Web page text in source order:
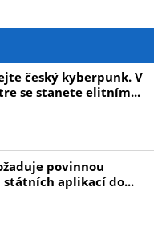
český kyberpunk. V
se stanete elitním...
povinnou
státních aplikací do...